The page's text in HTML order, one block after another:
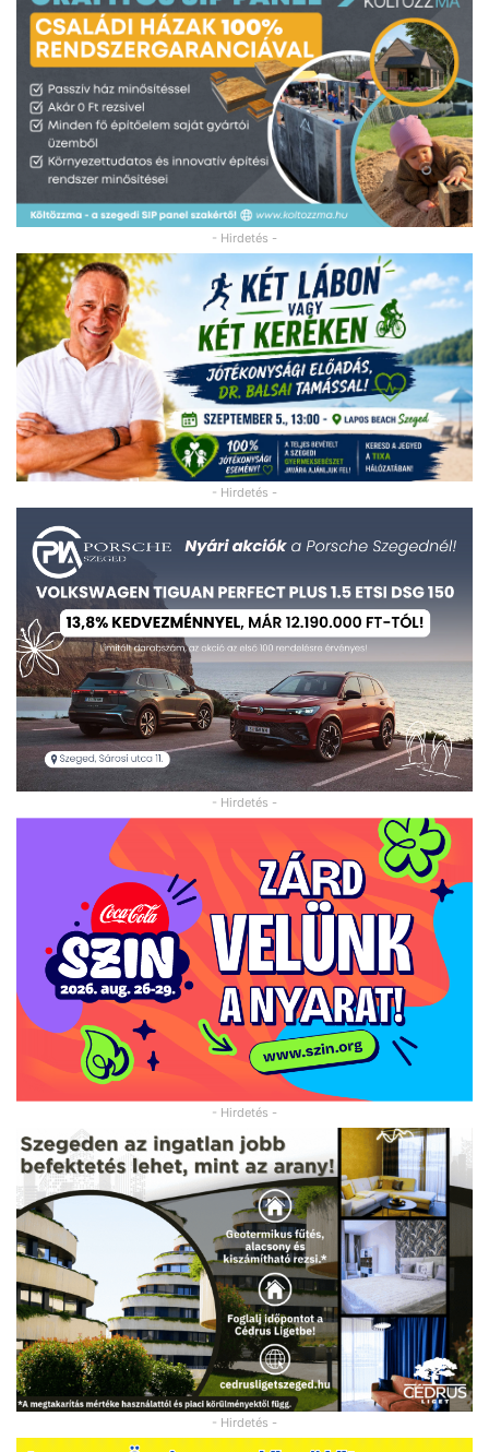
- Hirdetés -
- Hirdetés -
- Hirdetés -
- Hirdetés -
- Hirdetés -